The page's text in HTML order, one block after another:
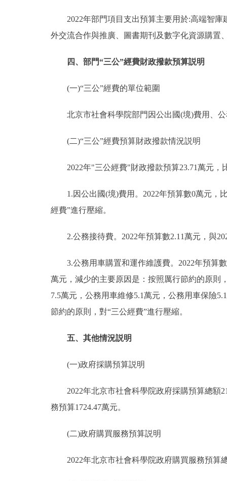
2022年部門項目支出預算主要用於:高端智庫
外交流合作與推廣、圖書期刊及數字化資源購置
四、部門“三公”經費財政撥款預算説明
(一)“三公”經費的單位範圍
北京市社會科學院部門因公出國(境)費用、公
(二)“三公”經費預算財政撥款情況説明
2022年"三公經費"財政撥款預算23.71萬元，
1.因公出國(境)費用。2022年預算數0萬元，比
經費”進行壓縮。
2.公務接待費。2022年預算數2.11萬元，與
3.公務用車購置和運作維護費。2022年預算數
萬元，減少的主要原因是：按照厲行節約的原則
7.5萬元，公務用車維修5.1萬元，公務用車保險
節約的原則，對“三公經費”進行壓縮。
五、其他情況説明
(一)政府採購預算説明
2022年北京市社會科學院政府採購預算總額
務預算1724.47萬元。
(二)政府購買服務預算説明
2022年北京市社會科學院政府購買服務預算